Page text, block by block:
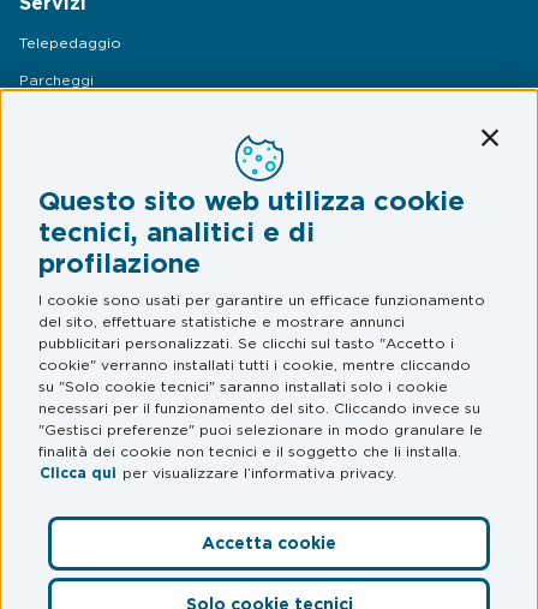
Questo sito web utilizza cookie
tecnici, analitici e di
profilazione
I cookie sono usati per garantire un efficace funzionamento
del sito, effettuare statistiche e mostrare annunci
pubblicitari personalizzati. Se clicchi sul tasto "Accetto i
cookie" verranno installati tutti i cookie, mentre cliccando
su "Solo cookie tecnici" saranno installati solo i cookie
necessari per il funzionamento del sito. Cliccando invece su
"Gestisci preferenze" puoi selezionare in modo granulare le
finalità dei cookie non tecnici e il soggetto che li installa.
Clicca qui per visualizzare l’informativa privacy.
Accetta cookie
Telepedaggio
Parcheggi
Legal & Privacy
Termini e condizioni
Informativa privacy
Web Privacy e Cookie Policy
FAQ
Domande frequenti